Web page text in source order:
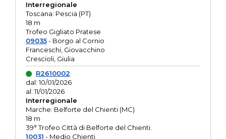
Interregionale
Toscana: Pescia (PT)
18 m
Trofeo Gigliato Pratese
09035- Borgo al Cornio
Franceschi, Giovacchino
Crescioli, Giulia
R2610002
dal: 10/01/2026
al: 11/01/2026
Interregionale
Marche: Belforte del Chienti (MC)
18 m
39° Trofeo Città di Belforte del Chienti.
10031 - Medio Chienti